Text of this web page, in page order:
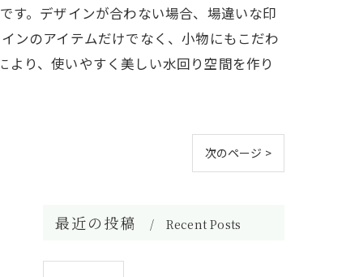
す。デザインが合わない場合、場違いな印
ンのアイテムだけでなく、小物にもこだわ
り、使いやすく美しい水回り空間を作り
次のページ >
最近の投稿 Recent Posts